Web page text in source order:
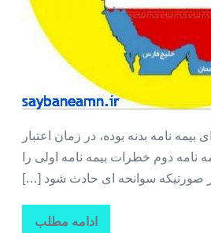
نامه بدنه بوده، در زمان اعتبار
نامه دوم خطرات بیمه نامه اولی را
صورتیکه سوانحه ای حادث شود […]
ادامه مطلب
خرید